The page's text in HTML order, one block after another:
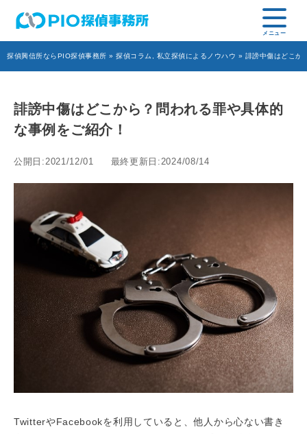
探偵興信所ならPIO探偵事務所 » 探偵コラム 私立探偵によるノウハウ » 誹謗中傷はどこか
誹謗中傷はどこから？問われる罪や具体的
な事例をご紹介！
公開日:2021/12/01 最終更新日:2024/08/14
TwitterやFacebookを利用していると、他人から心ない書き